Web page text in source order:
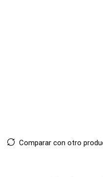
Comparar con otro